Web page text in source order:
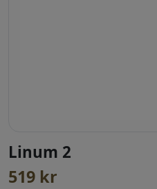
Linum 2
519 kr